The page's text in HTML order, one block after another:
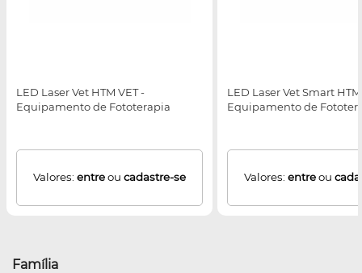
LED Laser Vet HTM VET -
Equipamento de Fototerapia
Valores: entreou cadastre-se
LED Laser Vet Smart HTM
Equipamento de
Valores: entreou
Família